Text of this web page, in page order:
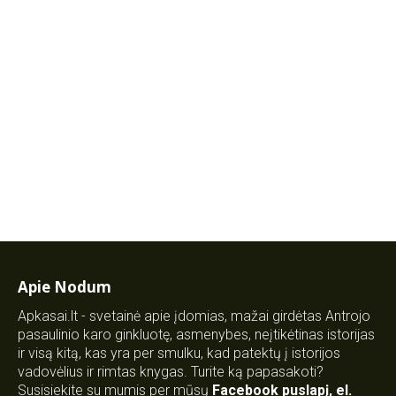
Apie Nodum
Apkasai.lt - svetainė apie įdomias, mažai girdėtas Antrojo
pasaulinio karo ginkluotę, asmenybes, neįtikėtinas istorijas
ir visą kitą, kas yra per smulku, kad patektų į istorijos
vadovėlius ir rimtas knygas. Turite ką papasakoti?
Susisiekite su mumis per mūsų Facebook puslapį, el.